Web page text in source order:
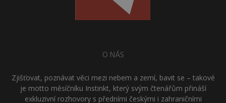
O NÁS
Zjišťovat, poznávat věci mezi nebem a zemí, bavit se – takové
je motto měsíčníku Instinkt, který svým čtenářům přináší
exkluzivní rozhovory s předními českými i zahraničními